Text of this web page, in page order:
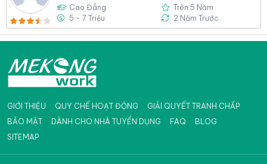
Cao Đẳng
Trên 5 Năm
5 - 7 Triệu
2 Năm Trước
GIỚI THIỆU QUY CHẾ HOẠT ĐỘNG
GIẢI QUYẾT TRANH CHẤP
BẢO MẬT
DÀNH CHO NHÀ TUYỂN DỤNG FAQ
BLOG
SITEMAP